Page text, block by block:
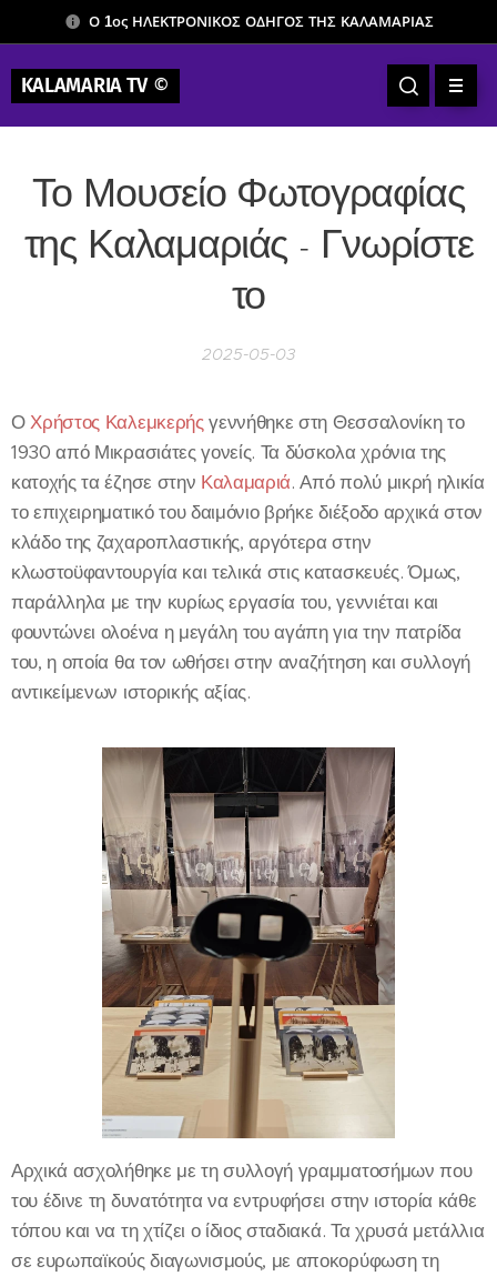
Ο 1ος ΗΛΕΚΤΡΟΝΙΚΟΣ ΟΔΗΓΟΣ ΤΗΣ ΚΑΛΑΜΑΡΙΑΣ
KALAMARIA TV©
Το Μουσείο Φωτογραφίας
της Καλαμαριάς - Γνωρίστε
το
2025-05-03
ΟΧρήστος Καλεμκερής γεννήθηκε στη Θεσσαλονίκη το
1930 από Μικρασιάτες γονείς. Τα δύσκολα χρόνια της
κατοχής τα έζησε στην Καλαμαριά. Από πολύ μικρή ηλικία
το επιχειρηματικό του δαιμόνιο βρήκε διέξοδο αρχικά στον
κλάδο της ζαχαροπλαστικής, αργότερα στην
κλωστοϋφαντουργία και τελικά στις κατασκευές. Όμως,
παράλληλα με την κυρίως εργασία του, γεννιέται και
φουντώνει ολοένα η μεγάλη του αγάπη για την πατρίδα
του, η οποία θα τον ωθήσει στην αναζήτηση και συλλογή
αντικείμενων ιστορικής αξίας.
Αρχικά ασχολήθηκε με τη συλλογή γραμματοσήμων που
του έδινε τη δυνατότητα να εντρυφήσει στην ιστορία κάθε
τόπου και να τη χτίζει ο ίδιος σταδιακά. Τα χρυσά μετάλλια
σε ευρωπαϊκούς διαγωνισμούς, με αποκορύφωση τη